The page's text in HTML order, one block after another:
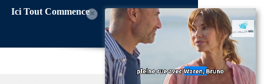
Ici Tout Commence×